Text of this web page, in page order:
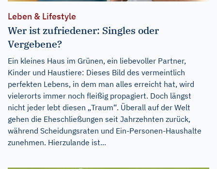
Leben & Lifestyle
Wer ist zufriedener: Singles oder
Vergebene?
Ein kleines Haus im Grünen, ein liebevoller Partner,
Kinder und Haustiere: Dieses Bild des vermeintlich
perfekten Lebens, in dem man alles erreicht hat, wird
vielerorts immer noch fleißig propagiert. Doch längst
nicht jeder lebt diesen „Traum“. Überall auf der Welt
gehen die Eheschließungen seit Jahrzehnten zurück,
während Scheidungsraten und Ein-Personen-Haushalte
zunehmen. Hierzulande ist...